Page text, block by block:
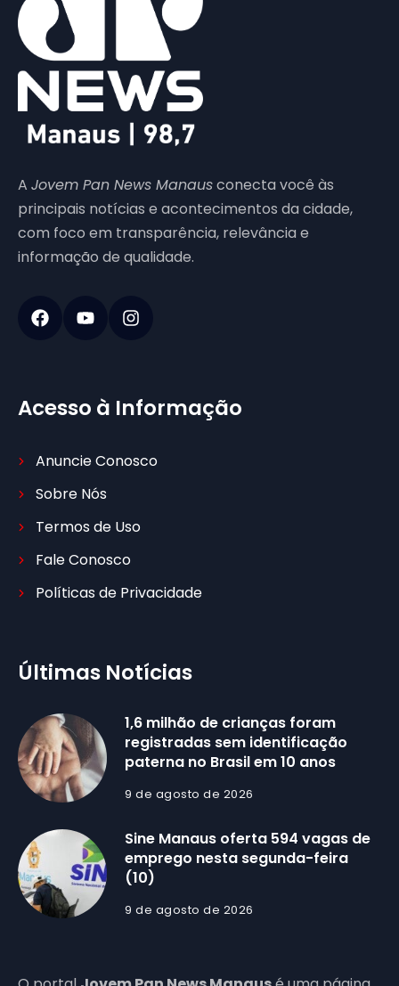
A Jovem Pan News Manausconecta você às
principais notícias e acontecimentos da cidade,
com foco em transparência, relevância e
informação de qualidade.
Acesso à Informação
Anuncie Conosco
Sobre Nós
Termos de Uso
Fale Conosco
Políticas de Privacidade
Últimas Notícias
1,6 milhão de crianças foram
registradas sem identificação
paterna no Brasil em 10 anos
9 de agosto de 2026
Sine Manaus oferta 594 vagas de
emprego nesta segunda-feira
(10)
9 de agosto de 2026